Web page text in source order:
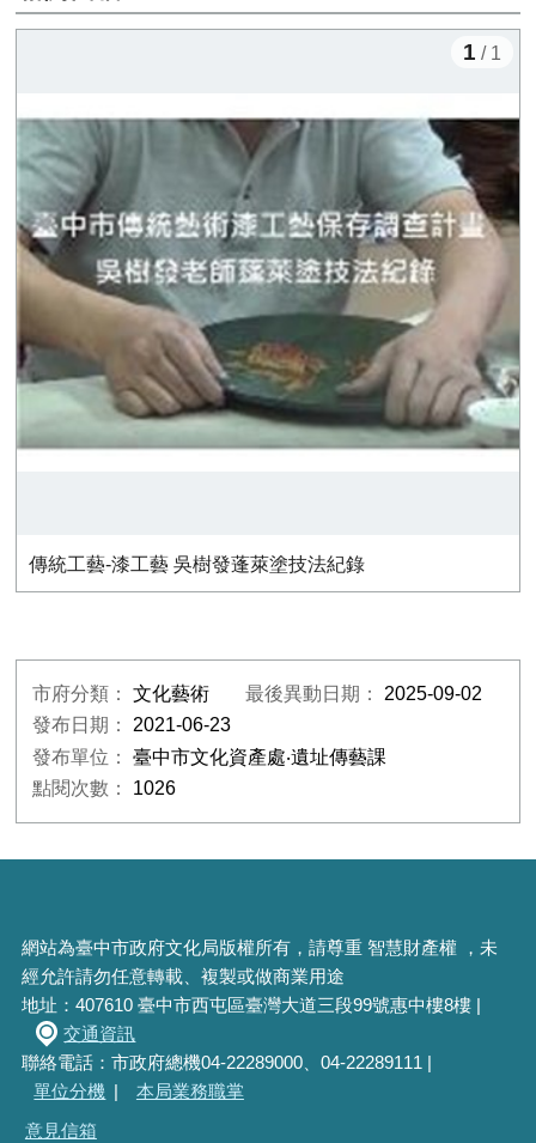
傳統工藝-漆工藝 吳樹發蓬萊塗技法紀錄
1 / 1
市府分類：文化藝術 最後異動日期： 2025-09-02
發布日期： 2021-06-23
發布單位：臺中市文化資產處‧遺址傳藝課
點閱次數： 1026
網站為臺中市政府文化局版權所有，請尊重 智慧財產權 ，未
經允許請勿任意轉載、複製或做商業用途
地址：407610 臺中市西屯區臺灣大道三段99號惠中樓8樓 |
交通資訊
聯絡電話：市政府總機04-22289000、04-22289111 |
單位分機 |
本局業務職掌
意見信箱